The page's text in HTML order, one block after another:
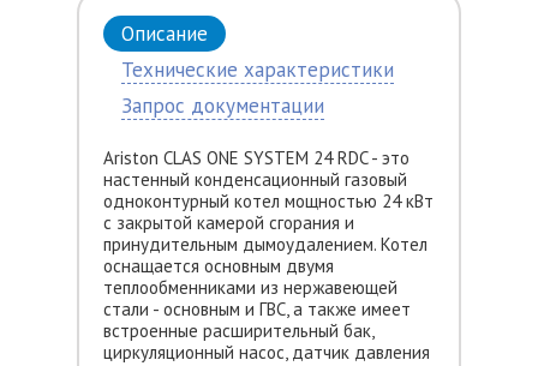
Описание
Технические характеристики
Запрос документации
Ariston CLAS ONE SYSTEM 24 RDC - это
настенный конденсационный газовый
одноконтурный котел мощностью 24 кВт
с закрытой камерой сгорания и
принудительным дымоудалением. Котел
оснащается основным двумя
теплообменниками из нержавеющей
стали - основным и ГВС, а также имеет
встроенные расширительный бак,
циркуляционный насос, датчик давления